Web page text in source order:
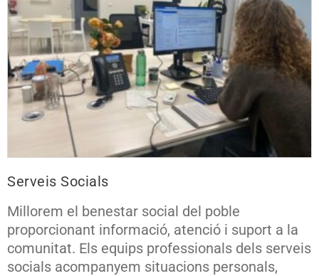
Serveis Socials
Millorem el benestar social del poble
proporcionant informació, atenció i suport a la
comunitat. Els equips professionals dels serveis
socials acompanyem situacions personals,